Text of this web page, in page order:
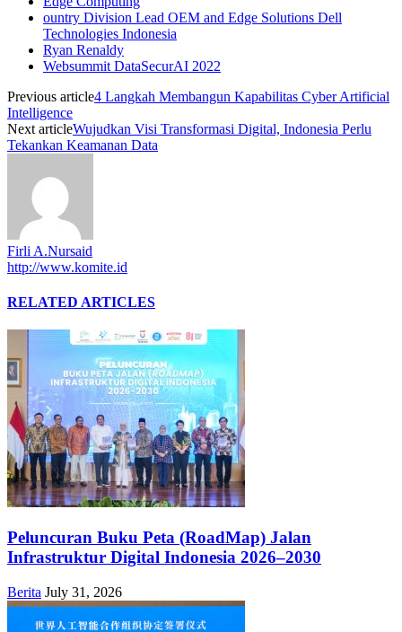
ountry Division Lead OEM and Edge Solutions Dell
Technologies Indonesia
Ryan Renaldy
Websummit DataSecurAI 2022
Previous article4 Langkah Membangun Kapabilitas Cyber Artificial
Intelligence
Next articleWujudkan Visi Transformasi Digital, Indonesia Perlu
Tekankan Keamanan Data
Firli A.Nursaid
http://www.komite.id
RELATED ARTICLES
Peluncuran Buku Peta (RoadMap) Jalan
Infrastruktur Digital Indonesia 2026–2030
Berita July 31, 2026